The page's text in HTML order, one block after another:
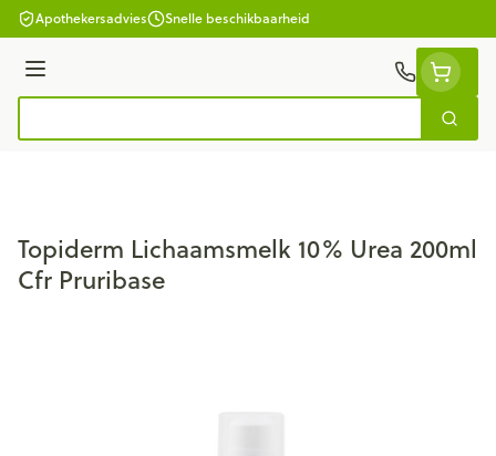
Ga naar de inhoud
Apothekersadvies Snelle beschikbaarheid
Menu
Zoek
Topiderm Lichaamsmelk 10% Urea 200ml
Cfr Pruribase